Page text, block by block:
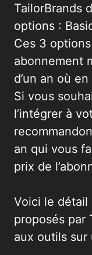
TailorBrands
options :
Ces 3
abonnement
d’un an où
Si vous
l’intégrer à
an qui vous
prix de
Voici le détail
proposés par
aux outils sur